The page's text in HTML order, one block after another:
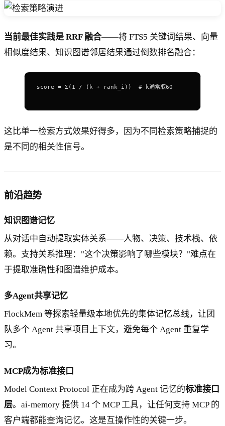
当前最佳实践是 RRF 融合——将 FTS5 关键词结果、向量
相似度结果、知识图谱邻居结果通过倒数排名融合：
score = Σ(1 / (k + rank_i))  # k通常取60
这比单一检索方式效果好得多，因为不同检索策略捕捉的
是不同的相关性信号。
前沿趋势
知识图谱记忆
从对话中自动提取实体关系——人物、决策、技术栈、依
赖。支持关系推理："这个决策影响了哪些模块？"难点在
于提取准确性和图谱维护成本。
多Agent共享记忆
FlockMem 等探索轻量级本地优先的集体记忆总线，让团
队多个 Agent 共享项目上下文，避免每个 Agent 重复学
习。
MCP成为标准接口
Model Context Protocol 正在成为跨 Agent 记忆的标准接口
层。ai-memory 提供 14 个 MCP 工具，让任何支持 MCP 的
客户端都能查询记忆。这是互操作性的关键一步。